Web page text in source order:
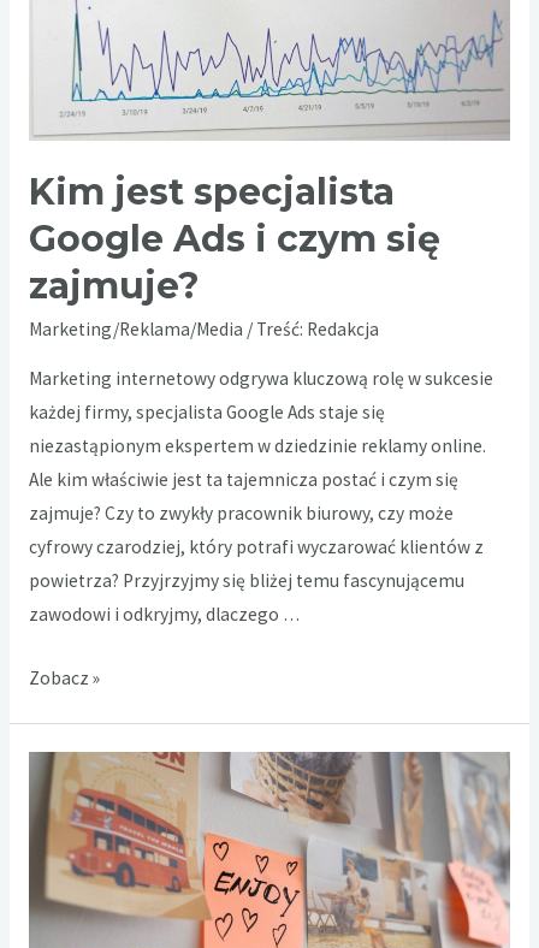
Kim jest specjalista
Google Ads i czym się
zajmuje?
Marketing/Reklama/Media / Treść: Redakcja
Marketing internetowy odgrywa kluczową rolę w sukcesie
każdej firmy, specjalista Google Ads staje się
niezastąpionym ekspertem w dziedzinie reklamy online.
Ale kim właściwie jest ta tajemnicza postać i czym się
zajmuje? Czy to zwykły pracownik biurowy, czy może
cyfrowy czarodziej, który potrafi wyczarować klientów z
powietrza? Przyjrzyjmy się bliżej temu fascynującemu
zawodowi i odkryjmy, dlaczego …
Kim
Google
Ads
czym
się
Zobacz »